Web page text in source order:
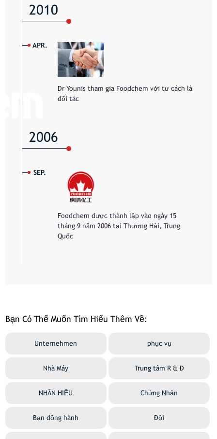
2010
APR.
Dr Younis tham gia Foodchem với tư cách là
đối tác
2006
SEP.
Foodchem được thành lập vào ngày 15
tháng 9 năm 2006 tại Thượng Hải, Trung
Quốc
Bạn Có Thể Muốn Tìm Hiểu Thêm Về:
Unternehmen phục vụ
Nhà Máy Trung tâm R & D
NHÃN HIỆU Chứng Nhận
Bạn đồng hành Đội